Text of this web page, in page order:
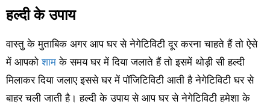
हल्दी के उपाय
वास्तु के मुताबिक अगर आप घर से नेगेटिविटी दूर करना चाहते हैं तो ऐसे
में आपकोशाम के समय घर में दिया जलाते हैं तो इसमें थोड़ी सी हल्दी
मिलाकर दिया जलाए इससे घर में पॉजिटिविटी आती है नेगेटिविटी घर से
बाहर चली जाती है। हल्दी के उपाय से आप घर से नेगेटिविटी हमेशा के